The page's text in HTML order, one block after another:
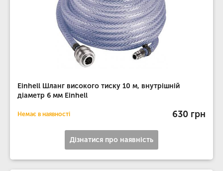
Einhell Шланг високого тиску 10 м, внутрішній
діаметр 6 мм Einhell
Немає в наявності 630 грн
Дізнатися про наявність